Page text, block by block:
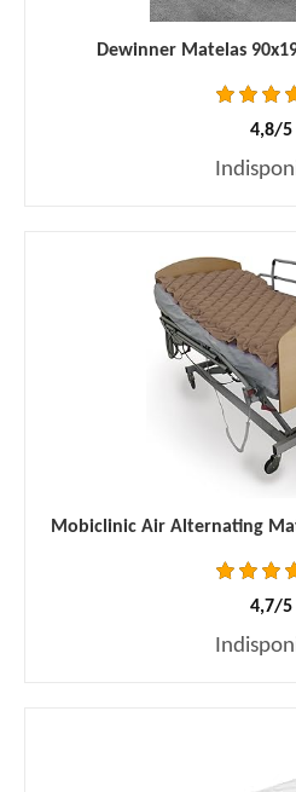
Dewinner Matelas
4,8/5
Mobiclinic Air Alternating
4,7/5